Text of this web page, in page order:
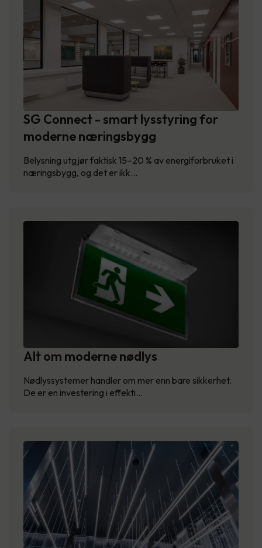
SG Connect - smart lysstyring for
moderne næringsbygg
Belysning utgjør faktisk 15–20 % av energiforbruket i
næringsbygg, og det er ikk…
Alt om moderne nødlys
Nødlyssystemer handler om mer enn bare sikkerhet.
De er en investering i effekti…